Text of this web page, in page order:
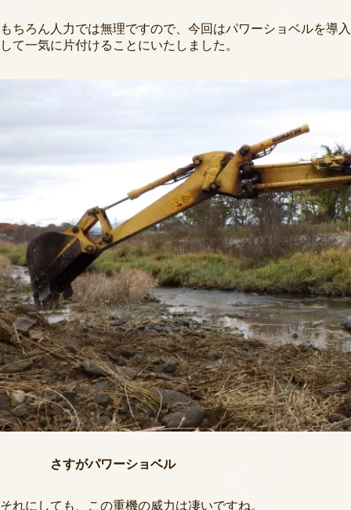
もちろん人力では無理ですので、今回はパワーショベルを導入
して一気に片付けることにいたしました。
さすがパワーショベル
それにしても、この重機の威力は凄いですね。